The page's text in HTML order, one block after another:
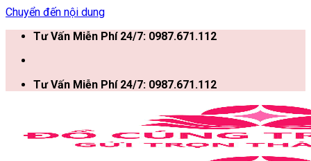
Chuyển đến nội dung
Tư Vấn Miễn Phí 24/7: 0987.671.112
Tư Vấn Miễn Phí 24/7: 0987.671.112